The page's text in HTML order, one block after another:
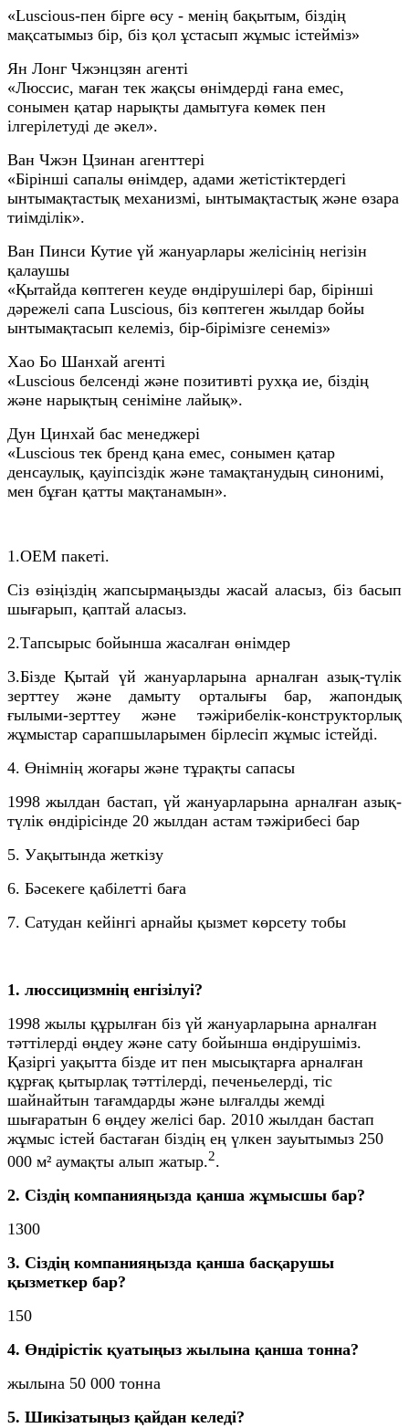
«Luscious-пен бірге өсу - менің бақытым, біздің
мақсатымыз бір, біз қол ұстасып жұмыс істейміз»
Ян Лонг Чжэнцзян агенті
«Люссис, маған тек жақсы өнімдерді ғана емес,
сонымен қатар нарықты дамытуға көмек пен
ілгерілетуді де әкел».
Ван Чжэн Цзинан агенттері
«Бірінші сапалы өнімдер, адами жетістіктердегі
ынтымақтастық механизмі, ынтымақтастық және өзара
тиімділік».
Ван Пинси Кутие үй жануарлары желісінің негізін
қалаушы
«Қытайда көптеген кеуде өндірушілері бар, бірінші
дәрежелі сапа Luscious, біз көптеген жылдар бойы
ынтымақтасып келеміз, бір-бірімізге сенеміз»
Хао Бо Шанхай агенті
«Luscious белсенді және позитивті рухқа ие, біздің
және нарықтың сеніміне лайық».
Дун Цинхай бас менеджері
«Luscious тек бренд қана емес, сонымен қатар
денсаулық, қауіпсіздік және тамақтанудың синонимі,
мен бұған қатты мақтанамын».
1.OEM пакеті.
Сіз өзіңіздің жапсырмаңызды жасай аласыз, біз басып
шығарып, қаптай аласыз.
2.Тапсырыс бойынша жасалған өнімдер
3.Бізде Қытай үй жануарларына арналған азық-түлік
зерттеу және дамыту орталығы бар, жапондық
ғылыми-зерттеу және тәжірибелік-конструкторлық
жұмыстар сарапшыларымен бірлесіп жұмыс істейді.
4. Өнімнің жоғары және тұрақты сапасы
1998 жылдан бастап, үй жануарларына арналған азық-
түлік өндірісінде 20 жылдан астам тәжірибесі бар
5. Уақытында жеткізу
6. Бәсекеге қабілетті баға
7. Сатудан кейінгі арнайы қызмет көрсету тобы
1. люссицизмнің енгізілуі?
1998 жылы құрылған біз үй жануарларына арналған
тәттілерді өңдеу және сату бойынша өндірушіміз.
Қазіргі уақытта бізде ит пен мысықтарға арналған
құрғақ қытырлақ тәттілерді, печеньелерді, тіс
шайнайтын тағамдарды және ылғалды жемді
шығаратын 6 өңдеу желісі бар. 2010 жылдан бастап
жұмыс істей бастаған біздің ең үлкен зауытымыз 250
000 м² аумақты алып жатыр.2.
2. Сіздің компанияңызда қанша жұмысшы бар?
1300
3. Сіздің компанияңызда қанша басқарушы
қызметкер бар?
150
4. Өндірістік қуатыңыз жылына қанша тонна?
жылына 50 000 тонна
5. Шикізатыңыз қайдан келеді?